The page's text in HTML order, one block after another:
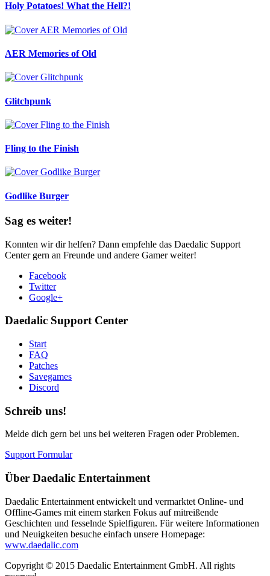
Holy Potatoes! What the Hell?!
AER Memories of Old
Glitchpunk
Fling to the Finish
Godlike Burger
Sag es weiter!
Konnten wir dir helfen? Dann empfehle das Daedalic Support
Center gern an Freunde und andere Gamer weiter!
Facebook
Twitter
Google+
Daedalic Support Center
Start
FAQ
Patches
Savegames
Discord
Schreib uns!
Melde dich gern bei uns bei weiteren Fragen oder Problemen.
Support Formular
Über Daedalic Entertainment
Daedalic Entertainment entwickelt und vermarktet Online- und
Offline-Games mit einem starken Fokus auf mitreißende
Geschichten und fesselnde Spielfiguren. Für weitere Informationen
und Neuigkeiten besuche einfach unsere Homepage:
www.daedalic.com
Copyright © 2015 Daedalic Entertainment GmbH. All rights